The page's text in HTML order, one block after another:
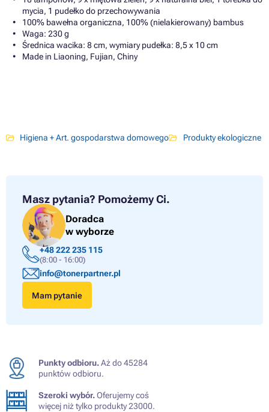
mycia, 1 pudełko do przechowywania
100% bawełna organiczna, 100% (nielakierowany) bambus
Waga: 230 g
Średnica wacika: 8 cm, wymiary pudełka: 8,5 x 10 cm
Made in Liaoning, Fujian, Chiny
Higiena + Art. gospodarstwa domowego Produkty ekologiczne
Masz pytania? Pomożemy Ci.
Doradca
w wyborze
+48 222 235 115
(8:00 - 16:00)
info@tonerpartner.pl
Mam pytanie
Punkty odbioru.Aż do 45284
punktów odbioru.
Szeroki wybór.Oferujemy coś
więcej niż tylko produkty 23000.